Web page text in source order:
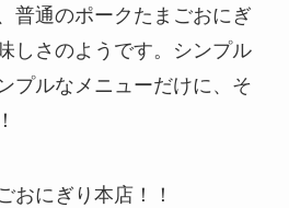
普通のポークたまごおにぎ
しさのようです。シンプル
プルなメニューだけに、そ
おにぎり本店！！